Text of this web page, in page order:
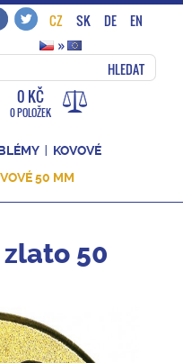
CZ SK DE
EN
»
HLEDAT
0 KČ
0 POLOŽEK
KOVOVÉ
50 MM
50